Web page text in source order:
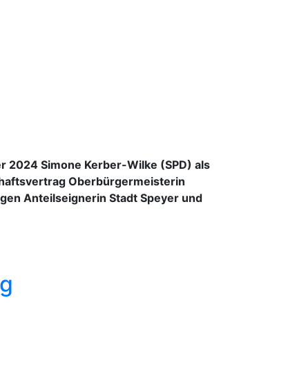
2024 Simone Kerber-Wilke (SPD) als
Oberbürgermeisterin
Anteilseignerin Stadt Speyer und